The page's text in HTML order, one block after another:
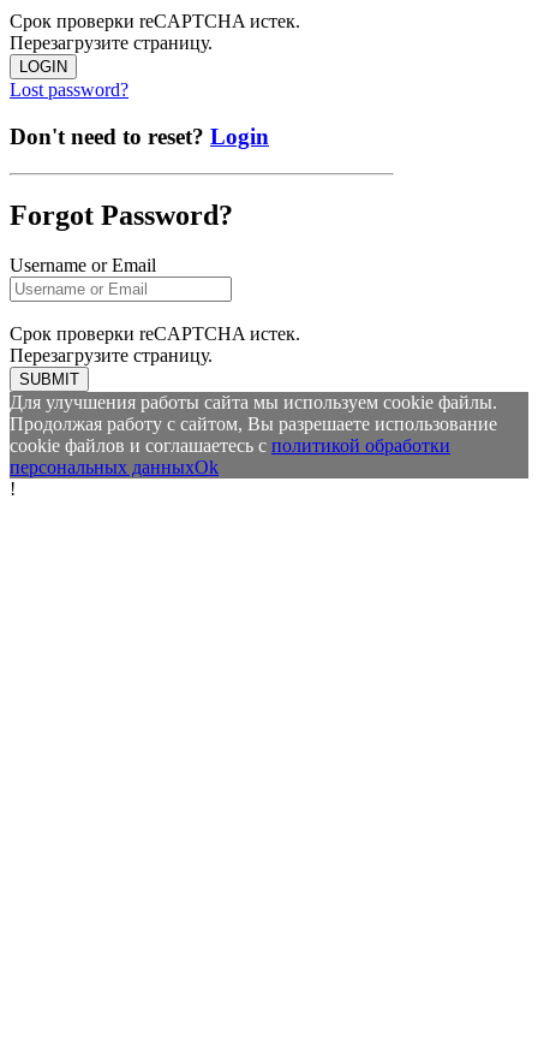
Срок проверки reCAPTCHA истек.
Перезагрузите страницу.
LOGIN
Lost password?
Don't need to reset? Login
Forgot Password?
Username or Email
Срок проверки reCAPTCHA истек.
Перезагрузите страницу.
SUBMIT
Для улучшения работы сайта мы используем cookie файлы.
Продолжая работу с сайтом, Вы разрешаете использование
cookie файлов и соглашаетесь с политикой обработки
персональных данныхOk
!